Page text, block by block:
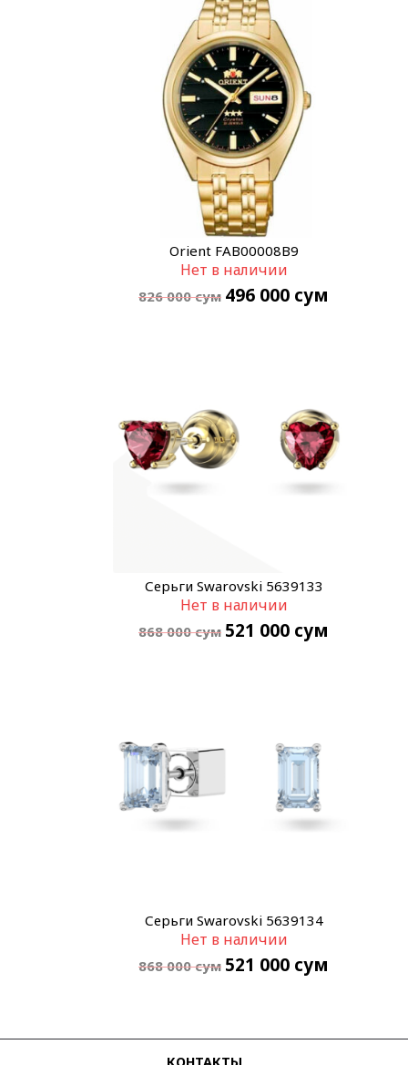
Orient FAB00008B9
Нет в наличии
826 000сум 496 000 сум
Серьги Swarovski 5639133
Нет в наличии
868 000сум 521 000 сум
Серьги Swarovski 5639134
Нет в наличии
868 000сум 521 000 сум